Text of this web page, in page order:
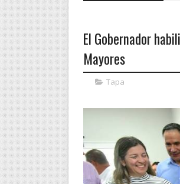
El Gobernador
Mayores
Tapa